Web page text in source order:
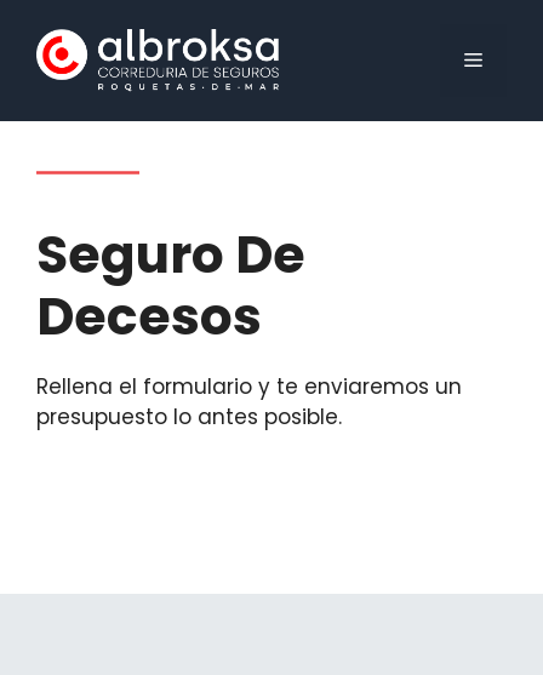
contenido
MENÚ
Seguro De
Decesos
Rellena el formulario y te enviaremos un
presupuesto lo antes posible.